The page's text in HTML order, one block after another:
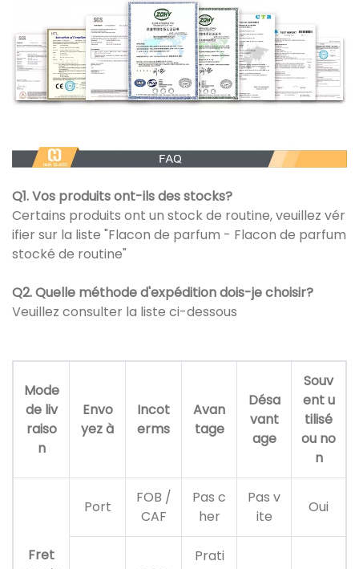
Q1. Vos produits ont-ils des stocks?
Certains produits ont un stock de routine, veuillez vér
ifier sur la liste "Flacon de parfum - Flacon de parfum
stocké de routine"
Q2. Quelle méthode d'expédition dois-je choisir?
Veuillez consulter la liste ci-dessous
Mode
de liv
raiso
n
Envo
yez à
Incot
erms
Avan
tage
Désa
vant
age
Souv
ent u
tilisé
ou no
n
Fret
Port
FOB /
CAF
Pas c
her
Pas v
ite
Oui
Prati